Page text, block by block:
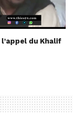
du Khalif